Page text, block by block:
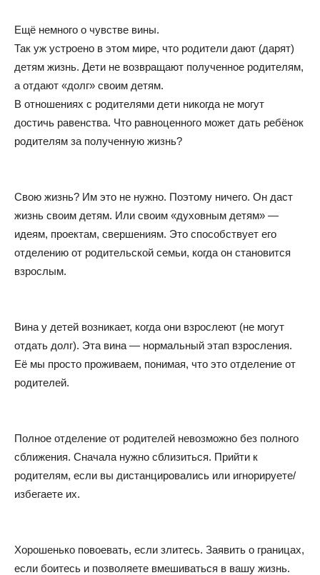
Ещё немного о чувстве вины.
Так уж устроено в этом мире, что родители дают (дарят)
детям жизнь. Дети не возвращают полученное родителям,
а отдают «долг» своим детям.
В отношениях с родителями дети никогда не могут
достичь равенства. Что равноценного может дать ребёнок
родителям за полученную жизнь?
Свою жизнь? Им это не нужно. Поэтому ничего. Он даст
жизнь своим детям. Или своим «духовным детям» —
идеям, проектам, свершениям. Это способствует его
отделению от родительской семьи, когда он становится
взрослым.
Вина у детей возникает, когда они взрослеют (не могут
отдать долг). Эта вина — нормальный этап взросления.
Её мы просто проживаем, понимая, что это отделение от
родителей.
Полное отделение от родителей невозможно без полного
сближения. Сначала нужно сблизиться. Прийти к
родителям, если вы дистанцировались или игнорируете/
избегаете их.
Хорошенько повоевать, если злитесь. Заявить о границах,
если боитесь и позволяете вмешиваться в вашу жизнь.